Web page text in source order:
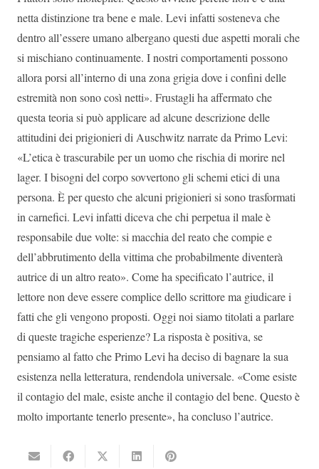
netta distinzione tra bene e male. Levi infatti sosteneva che
dentro all’essere umano albergano questi due aspetti morali che
si mischiano continuamente. I nostri comportamenti possono
allora porsi all’interno di una zona grigia dove i confini delle
estremità non sono così netti». Frustagli ha affermato che
questa teoria si può applicare ad alcune descrizione delle
attitudini dei prigionieri di Auschwitz narrate da Primo Levi:
«L’etica è trascurabile per un uomo che rischia di morire nel
lager. I bisogni del corpo sovvertono gli schemi etici di una
persona. È per questo che alcuni prigionieri si sono trasformati
in carnefici. Levi infatti diceva che chi perpetua il male è
responsabile due volte: si macchia del reato che compie e
dell’abbrutimento della vittima che probabilmente diventerà
autrice di un altro reato». Come ha specificato l’autrice, il
lettore non deve essere complice dello scrittore ma giudicare i
fatti che gli vengono proposti. Oggi noi siamo titolati a parlare
di queste tragiche esperienze? La risposta è positiva, se
pensiamo al fatto che Primo Levi ha deciso di bagnare la sua
esistenza nella letteratura, rendendola universale. «Come esiste
il contagio del male, esiste anche il contagio del bene. Questo è
molto importante tenerlo presente», ha concluso l’autrice.